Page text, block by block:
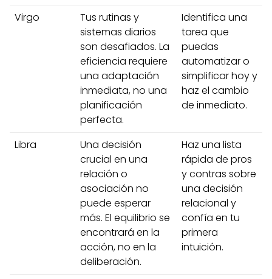
Virgo
Tus rutinas y
sistemas diarios
son desafiados. La
eficiencia requiere
una adaptación
inmediata, no una
planificación
perfecta.
Identifica una
tarea que
puedas
automatizar o
simplificar hoy y
haz el cambio
de inmediato.
Libra
Una decisión
crucial en una
relación o
asociación no
puede esperar
más. El equilibrio se
encontrará en la
acción, no en la
deliberación.
Haz una lista
rápida de pros
y contras sobre
una decisión
relacional y
confía en tu
primera
intuición.